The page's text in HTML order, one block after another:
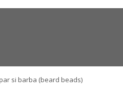
si barba (beard beads)